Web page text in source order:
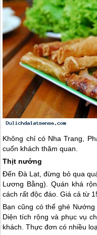
Không chỉ có Nha Trang,
cuốn khách thăm quan.
Thịt nướng
Đến Đà Lạt , đừng bỏ qua
Lương Bằng). Quán khá
cách rất độc đáo. Giá cả từ
Bạn cũng có thể ghé
Diện tích rộng và phục vụ
khách. Thực đơn có nhiều